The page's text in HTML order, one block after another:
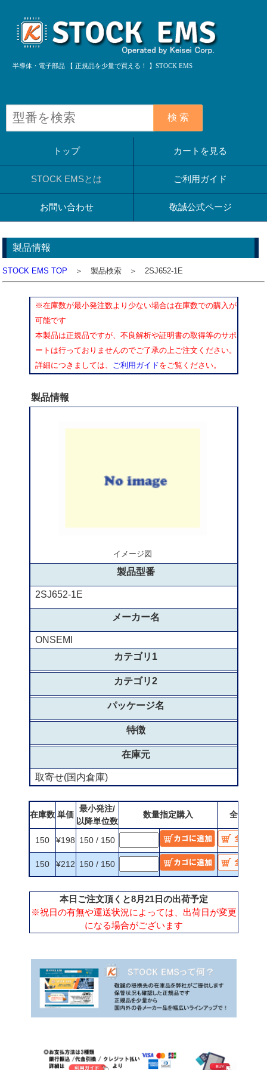
半導体・電子部品 【 正規品を少量で買える！ 】STOCK EMS
検 索
トップ カートを見る
STOCK EMSとは ご利用ガイド
お問い合わせ 敬誠公式ページ
製品情報
STOCK EMS TOP ＞ 製品検索 ＞ 2SJ652-1E
※在庫数が最小発注数より少ない場合は在庫数での購入が
可能です
本製品は正規品ですが、不良解析や証明書の取得等のサポ
ートは行っておりませんのでご了承の上ご注文ください。
詳細につきましては、
ご利用ガイドをご覧ください。
製品情報
イメージ図
製品型番
2SJ652-1E
メーカー名
ONSEMI
カテゴリ1
カテゴリ2
パッケージ名
特徴
在庫元
取寄せ(国内倉庫)
在庫数 単価
最小発注/
以降単位数
数量指定購入 全数購入
150 ¥198 150 / 150
150 ¥212 150 / 150
本日ご注文頂くと8月21日の出荷予定
※祝日の有無や運送状況によっては、出荷日が変更
になる場合がございます